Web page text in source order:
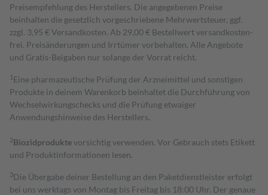
Preisempfehlung des Herstellers. Die angegebenen Preise
beinhalten die gesetzlich vorgeschriebene Mehrwertsteuer, ggf.
zzgl. 3,95 € Versandkosten. Ab 29,00 € Bestell­wert versand­kosten­
frei. Preisänderungen und Irrtümer vorbehalten. Alle Angebote
und Gratis-Beigaben nur solange der Vorrat reicht.
1 Eine pharmazeutische Prüfung der Arzneimittel und sonstigen
Produkte in deinem Warenkorb beinhaltet die Durchführung von
Wechselwirkungschecks und die Prüfung etwaiger
Anwendungshinweise des Herstellers.
2Biozidproduktevorsichtig verwenden. Vor Gebrauch stets Etikett
und Produktinformationen lesen.
3Die Übergabe deiner Bestellung an den Paketdienstleister erfolgt
bei uns werktags von Montag bis Freitag bis 18:00 Uhr. Der genaue